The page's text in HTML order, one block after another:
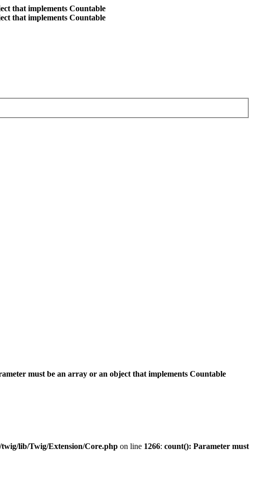
that implements Countable
that implements Countable
must be an array or an object that implements Countable
lib/Twig/Extension/Core.php on line 1266: count(): Parameter must